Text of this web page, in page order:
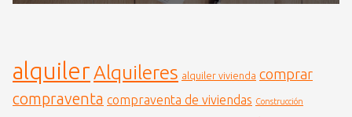
alquilerAlquileres alquiler vivienda comprar
compraventa compraventa de viviendas Construcción